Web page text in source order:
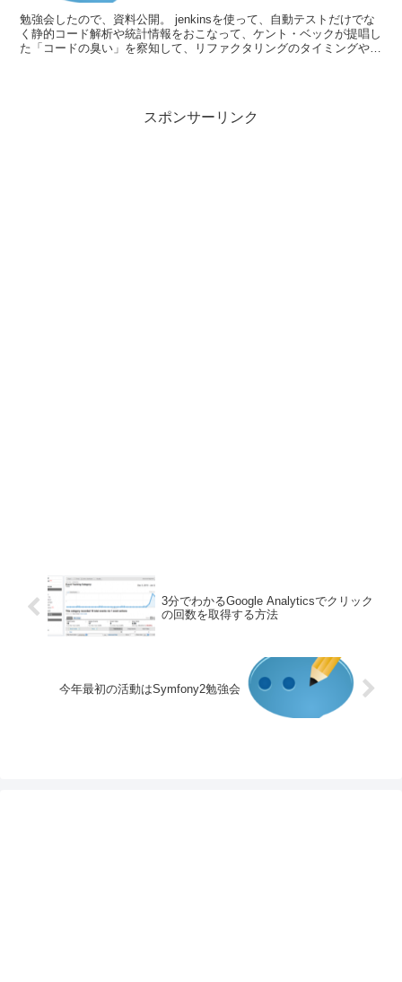
勉強会したので、資料公開。 jenkinsを使って、自動テストだけでな
く静的コード解析や統計情報をおこなって、ケント・ベックが提唱し
た「コードの臭い」を察知して、リファクタリングのタイミングや具
スポンサーリンク
3分でわかるGoogle Analyticsでクリック
の回数を取得する方法
今年最初の活動はSymfony2勉強会